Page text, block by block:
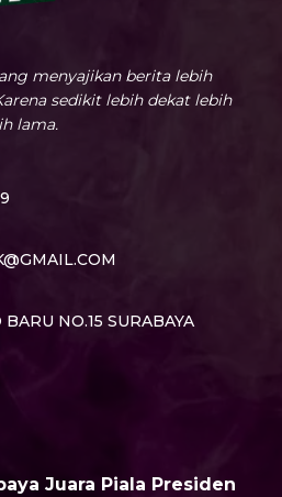
menyajikan berita lebih
sedikit lebih dekat lebih
lama.
NO.15 SURABAYA
Juara Piala Presiden